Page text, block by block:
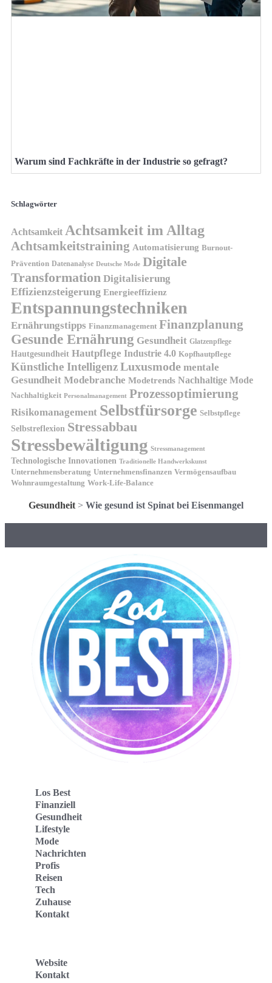
Warum sind Fachkräfte in der Industrie so gefragt?
Schlagwörter
Achtsamkeit Achtsamkeit im Alltag
Achtsamkeitstraining Automatisierung Burnout-
Prävention Datenanalyse Deutsche Mode Digitale
Transformation Digitalisierung
Effizienzsteigerung Energieeffizienz
Entspannungstechniken
Ernährungstipps Finanzmanagement Finanzplanung
Gesunde Ernährung Gesundheit Glatzenpflege
Hautgesundheit Hautpflege Industrie 4.0 Kopfhautpflege
Künstliche IntelligenzLuxusmode mentale
Gesundheit Modebranche Modetrends Nachhaltige Mode
Nachhaltigkeit Personalmanagement Prozessoptimierung
Risikomanagement Selbstfürsorge Selbstpflege
Selbstreflexion Stressabbau
Stressbewältigung Stressmanagement
Technologische Innovationen Traditionelle Handwerkskunst
Unternehmensberatung Unternehmensfinanzen Vermögensaufbau
Wohnraumgestaltung Work-Life-Balance
Gesundheit > Wie gesund ist Spinat bei Eisenmangel
Los Best
Finanziell
Gesundheit
Lifestyle
Mode
Nachrichten
Profis
Reisen
Tech
Zuhause
Kontakt
Website
Kontakt